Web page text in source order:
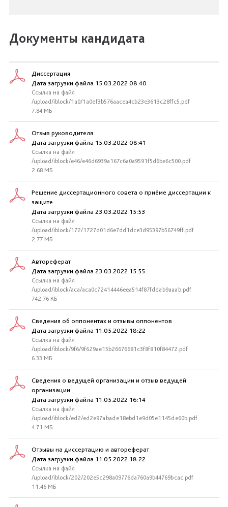
Документы кандидата
Диссертация
Дата загрузки файла 15.03.2022 08:40
Ссылка на файл
/upload/iblock/1a0/1a0ef3b576aacea4cb23e3613c28ffc5.pdf
7.84 МБ
Отзыв руководителя
Дата загрузки файла 15.03.2022 08:41
Ссылка на файл
/upload/iblock/e46/e46d6939a167c6a0a9591f5d6be6c500.pdf
2.68 МБ
Решение диссертационного совета о приёме диссертации к
защите
Дата загрузки файла 23.03.2022 15:53
Ссылка на файл
/upload/iblock/172/1727d01d6e7dd1dce3d95397b56749ff.pdf
2.77 МБ
Автореферат
Дата загрузки файла 23.03.2022 15:55
Ссылка на файл
/upload/iblock/aca/aca0c72414446eea514f87fddab9aaab.pdf
742.76 КБ
Сведения об оппонентах и отзывы оппонентов
Дата загрузки файла 11.05.2022 18:22
Ссылка на файл
/upload/iblock/9f6/9f629ae15b26676681c3f8f810f84472.pdf
6.33 МБ
Сведения о ведущей организации и отзыв ведущей
организации
Дата загрузки файла 11.05.2022 16:14
Ссылка на файл
/upload/iblock/ed2/ed2e97abade18ebd1e9d05e1145de60b.pdf
4.71 МБ
Отзывы на диссертацию и автореферат
Дата загрузки файла 11.05.2022 18:22
Ссылка на файл
/upload/iblock/202/202e5c298a09776da760a9b44769bcac.pdf
11.46 МБ